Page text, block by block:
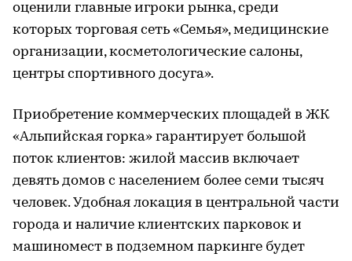
оценили главные игроки рынка, среди
которых торговая сеть «Семья», медицинские
организации, косметологические салоны,
центры спортивного досуга».
Приобретение коммерческих площадей в ЖК
«Альпийская горка» гарантирует большой
поток клиентов: жилой массив включает
девять домов с населением более семи тысяч
человек. Удобная локация в центральной части
города и наличие клиентских парковок и
машиномест в подземном паркинге будет